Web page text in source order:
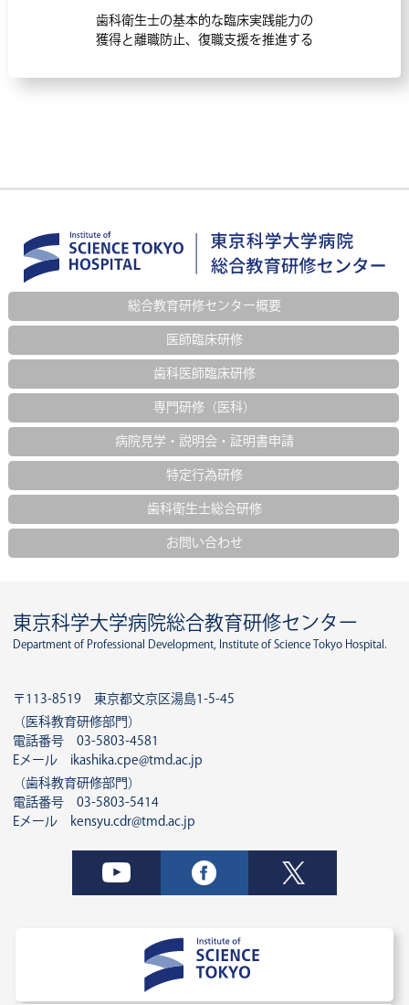
医師臨床研修
2025年度採用臨床研修医 追加募集につい
2025.01.24
医師臨床研修医師臨床研修プログラム説明会
参加受付を開始しました！
→終了しました
2024.12.02
特定行為研修
2025年度研修生の募集を開始しました。
2024.11.13
歯科医師臨床研修
た。
→終了しました
歯科医師臨床研修
2024年度 第1回東京医科歯科大学病院歯科臨床
研修指導歯科医講習会 情報を更新しまし
た。
→終了しました
2024.06.19
専門研修
臨床腫瘍科・がんゲノム科・緩和ケア科説明会
医師臨床研修
歯科衛生士の基本的な臨床実践能力の
獲得と離職防止、復職支援を推進する
総合教育研修センター概要
医師臨床研修
歯科医師臨床研修
専門研修（医科）
病院見学・説明会・証明書申請
特定行為研修
歯科衛生士総合研修
お問い合わせ
東京科学大学病院総合教育研修センター
Department of Professional Development, Institute of Science Tokyo Hospital.
〒113-8519 東京都文京区湯島1-5-45
（医科教育研修部門）
電話番号 03-5803-4581
Eメール ikashika.cpe@tmd.ac.jp
（歯科教育研修部門）
電話番号 03-5803-5414
Eメール kensyu.cdr@tmd.ac.jp